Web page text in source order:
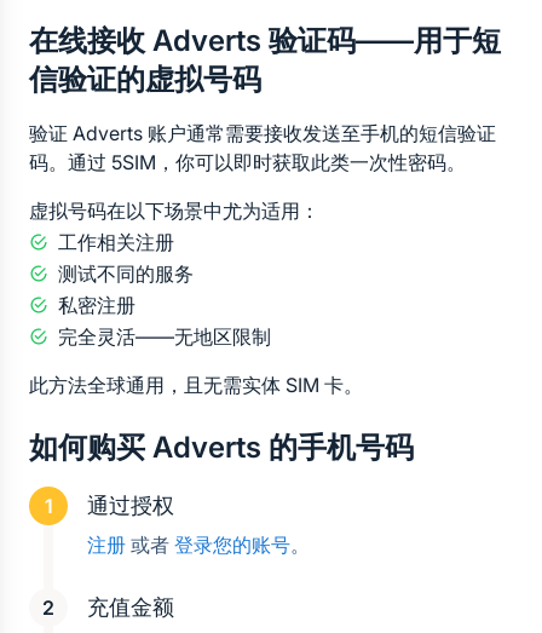
在线接收 Adverts 验证码——用于短
信验证的虚拟号码
验证 Adverts 账户通常需要接收发送至手机的短信验证
码。通过 5SIM，你可以即时获取此类一次性密码。
虚拟号码在以下场景中尤为适用：
工作相关注册
测试不同的服务
私密注册
完全灵活——无地区限制
此方法全球通用，且无需实体 SIM 卡。
如何购买 Adverts 的手机号码
通过授权
注册 或者 登录您的账号。
充值金额